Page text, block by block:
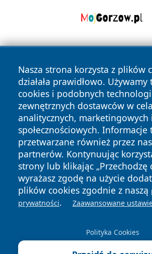
Nasza strona korzysta z plików
działała prawidłowo.
cookies i podobnych
zewnętrznych dostawców w
analitycznych, marketingowych i
społecznościowych. Informacje
przetwarzane również przez
partnerów. Kontynuując
strony lub klikając „Przechodzę
wyrażasz zgodę na użycie
plików cookies zgodnie z naszą
prywatności. Zaawansowane
Polityka Cookies
Copyright © 2026 pulsbydgoszczy.pl
zastrzeżone.
News Autorzy
Polityka
Prywatności